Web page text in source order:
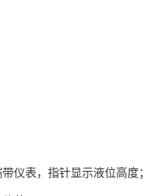
仪表，指针显示液位高度；